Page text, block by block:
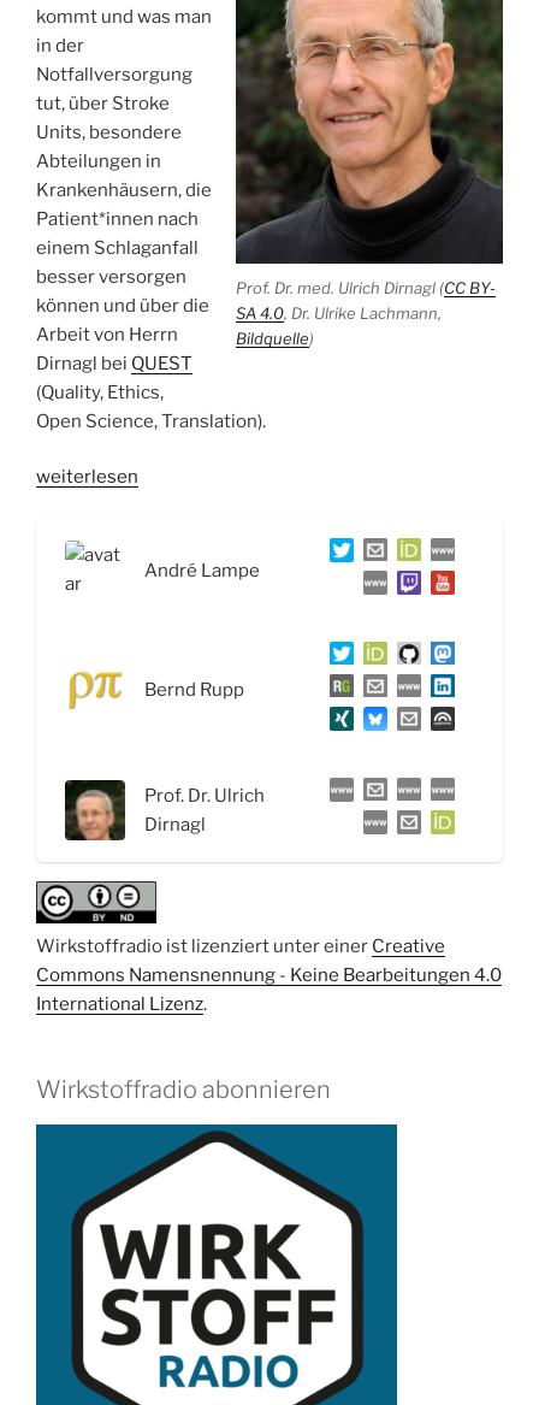
Prof. Dr. med. Ulrich Dirnagl (CC BY-
SA 4.0, Dr. Ulrike Lachmann,
Bildquelle)
kommt und was man
in der
Notfallversorgung
tut, über Stroke
Units, besondere
Abteilungen in
Krankenhäusern, die
Patient*innen nach
einem Schlaganfall
besser versorgen
können und über die
Arbeit von Herrn
Dirnagl bei QUEST
(Quality, Ethics,
Open Science, Translation).
„WSR019
Units
und
Forschung
Prof.
Ulrich
Dirnagl“
weiterlesen
André Lampe
Bernd Rupp
Prof. Dr. Ulrich
Dirnagl
Wirkstoffradio ist lizenziert unter einer Creative
Commons Namensnennung - Keine Bearbeitungen 4.0
International Lizenz.
Wirkstoffradio abonnieren